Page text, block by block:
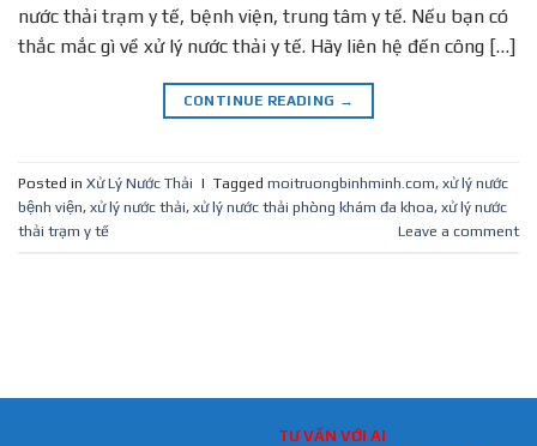
nước thải trạm y tế, bệnh viện, trung tâm y tế. Nếu bạn có
thắc mắc gì về xử lý nước thải y tế. Hãy liên hệ đến công […]
CONTINUE READING →
Posted in Xử Lý Nước Thải | Tagged moitruongbinhminh.com, xử lý nước
bệnh viện, xử lý nước thải, xử lý nước thải phòng khám đa khoa, xử lý nước
thải trạm y tế
Leave a comment
TƯ VẤN VỚI AI